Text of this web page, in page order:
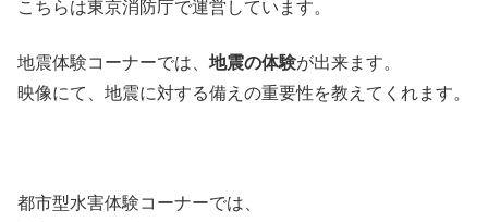
こちらは東京消防庁で運営しています。
地震体験コーナーでは、 地震の体験が出来ます。
映像にて、地震に対する備えの重要性を教えてくれます。
都市型水害体験コーナーでは、